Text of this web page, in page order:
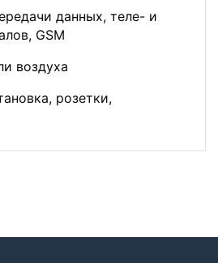
данных, теле- и
GSM
воздуха
розетки,